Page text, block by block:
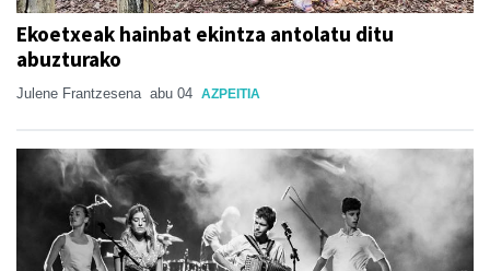
Ekoetxeak hainbat ekintza antolatu ditu
abuzturako
Julene Frantzesena abu 04 AZPEITIA